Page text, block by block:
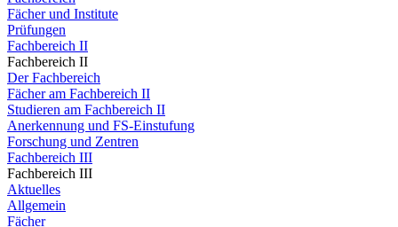
Fächer und Institute
Prüfungen
Fachbereich II
Fachbereich II
Der Fachbereich
Fächer am Fachbereich II
Studieren am Fachbereich II
Anerkennung und FS-Einstufung
Forschung und Zentren
Fachbereich III
Fachbereich III
Aktuelles
Allgemein
Fächer